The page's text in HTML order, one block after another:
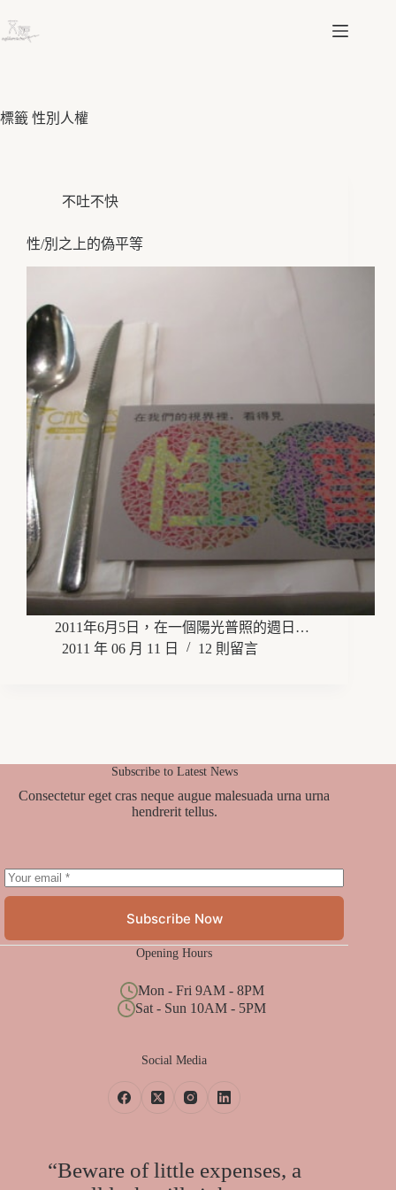
至
容
標籤 性別人權
不吐不快
性/別之上的偽平等
2011年6月5日，在一個陽光普照的週日…
2011 年 06 月 11 日
12 則留言
Subscribe to Latest News
Consectetur eget cras neque augue malesuada urna urna
hendrerit tellus.
Subscribe Now
Opening Hours
Mon - Fri 9AM - 8PM
Sat - Sun 10AM - 5PM
Social Media
“Beware of little expenses, a